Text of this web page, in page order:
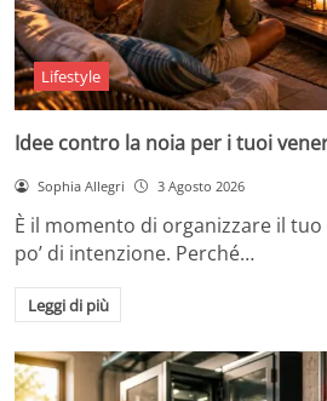
Lifestyle
Idee contro la noia per i tuoi
Sophia Allegri 3 Agosto 2026
È il momento di organizzare il
po’ di intenzione. Perché…
Leggi di più